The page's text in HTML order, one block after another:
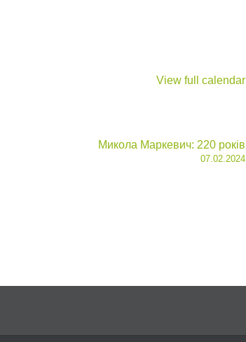
View full calendar
Микола Маркевич: 220 років
07.02.2024